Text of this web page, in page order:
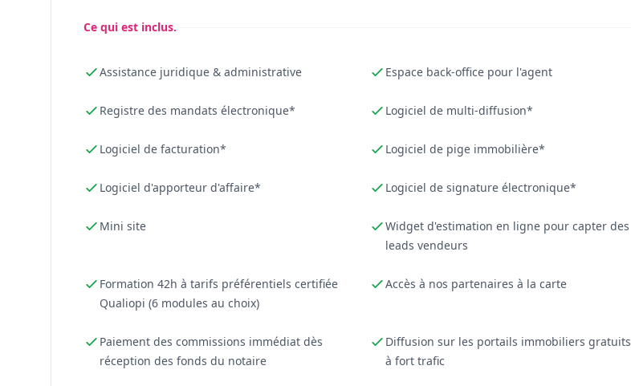
Ce qui est inclus.
Assistance juridique & administrative Espace back-office pour l'agent
Registre des mandats électronique* Logiciel de multi-diffusion*
Logiciel de facturation* Logiciel de pige immobilière*
Logiciel d'apporteur d'affaire* Logiciel de signature électronique*
Mini site
Widget d'estimation en ligne pour capter des
leads vendeurs
Formation 42h à tarifs préférentiels certifiée
Qualiopi (6 modules au choix)
Accès à nos partenaires à la carte
Paiement des commissions immédiat dès
réception des fonds du notaire
Diffusion sur les portails immobiliers gratuits
à fort trafic